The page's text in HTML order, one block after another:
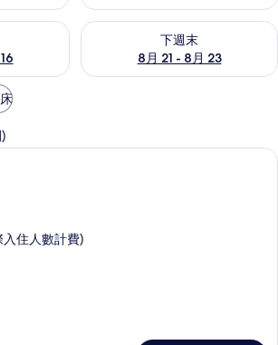
月 16) 的供應情況
下週末
8月 21 - 8月 23
查看下週末 (8月 21 - 8月 23)
高級寢具、客房內保險箱、書桌、隔音
入住人數計費)